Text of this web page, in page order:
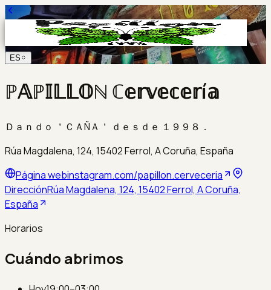
ES
ℙ𝔸ℙ𝕀𝕃𝕃𝕆ℕ ℂ𝕖𝕣𝕧𝕖𝕔𝕖𝕣í𝕒
Ｄａｎｄｏ ＇ＣＡÑＡ＇ ｄｅｓｄｅ １９９８．
Rúa Magdalena, 124, 15402 Ferrol, A Coruña, España
Página webinstagram.com/papillon.cerveceria
DirecciónRúa Magdalena, 124, 15402 Ferrol, A Coruña,
España
Horarios
Cuándo abrimos